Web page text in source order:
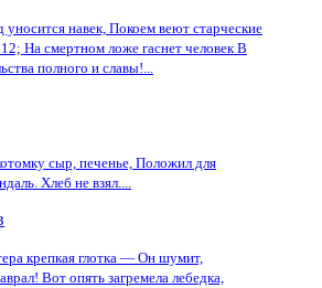
уносится навек, Покоем веют старческие
На смертном ложе гаснет человек В
полного и славы!...
сыр, печенье, Положил для
Хлеб не взял....
крепкая глотка — Он шумит,
Вот опять загремела лебедка,